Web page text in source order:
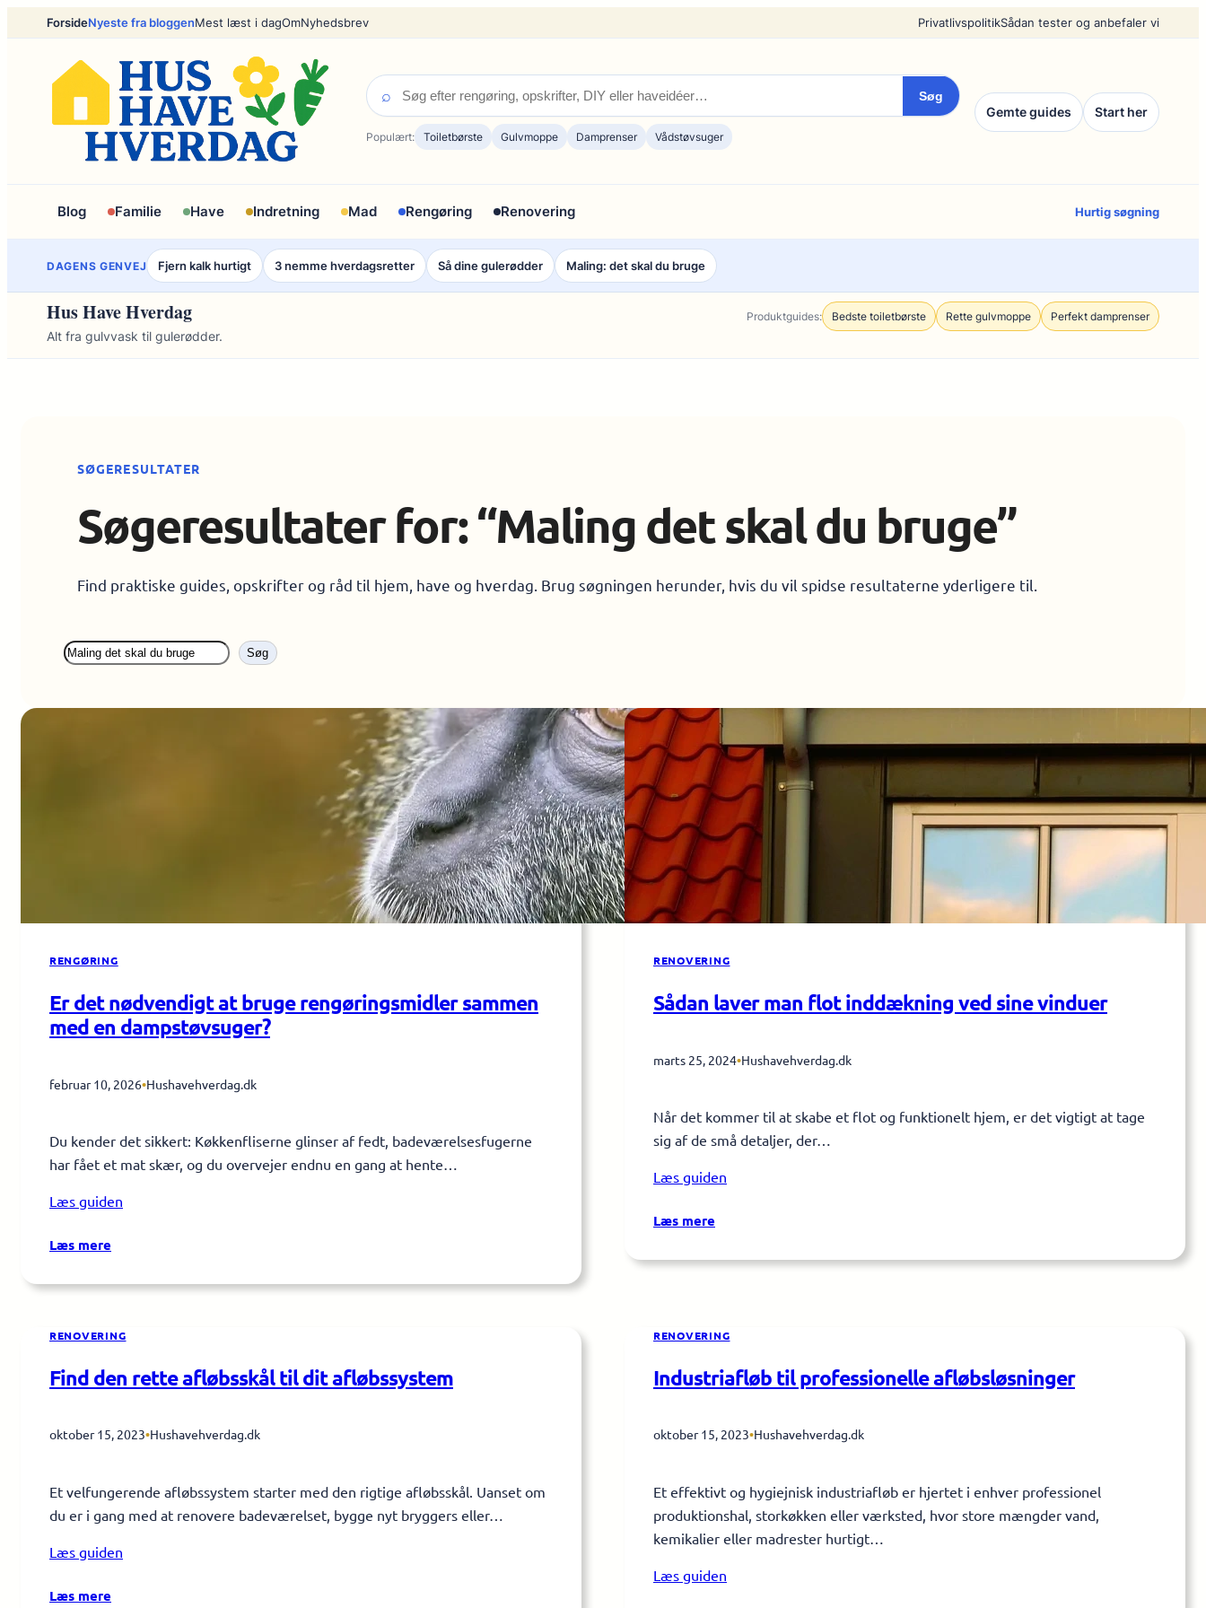
ForsideNyeste fra bloggenMest læst i dagOmNyhedsbrev PrivatlivspolitikSådan tester og anbefaler vi
⌕ Søg
Populært: Toiletbørste Gulvmoppe Damprenser Vådstøvsuger
Gemte guides Start her
Blog Familie Have Indretning Mad Rengøring Renovering Hurtig søgning
DAGENS GENVEJ Fjern kalk hurtigt 3 nemme hverdagsretter Så dine gulerødder Maling: det skal du bruge
Hus Have Hverdag
Alt fra gulvvask til gulerødder.
Produktguides: Bedste toiletbørste Rette gulvmoppe Perfekt damprenser
SØGERESULTATER
Søgeresultater for: “Maling det skal du bruge”
Find praktiske guides, opskrifter og råd til hjem, have og hverdag. Brug søgningen herunder, hvis du vil spidse resultaterne yderligere til.
Søg
Søg
RENGØRING
Er det nødvendigt at bruge rengøringsmidler sammen
med en dampstøvsuger?
februar 10, 2026•Hushavehverdag.dk
Du kender det sikkert: Køkkenfliserne glinser af fedt, badeværelsesfugerne
har fået et mat skær, og du overvejer endnu en gang at hente…
Læs guiden
Læs mere
det
at
rengøringsmidler
sammen
en
RENOVERING
Sådan laver man flot inddækning ved sine vinduer
marts 25, 2024•Hushavehverdag.dk
Når det kommer til at skabe et flot og funktionelt hjem, er det vigtigt at tage
sig af de små detaljer, der…
Læs guiden
Læs mere
laver
sine
vinduer
RENOVERING
Find den rette afløbsskål til dit afløbssystem
oktober 15, 2023•Hushavehverdag.dk
Et velfungerende afløbssystem starter med den rigtige afløbsskål. Uanset om
du er i gang med at renovere badeværelset, bygge nyt bryggers eller…
Læs guiden
Læs mere
RENOVERING
Industriafløb til professionelle afløbsløsninger
oktober 15, 2023•Hushavehverdag.dk
Et effektivt og hygiejnisk industriafløb er hjertet i enhver professionel
produktionshal, storkøkken eller værksted, hvor store mængder vand,
kemikalier eller madrester hurtigt…
Læs guiden